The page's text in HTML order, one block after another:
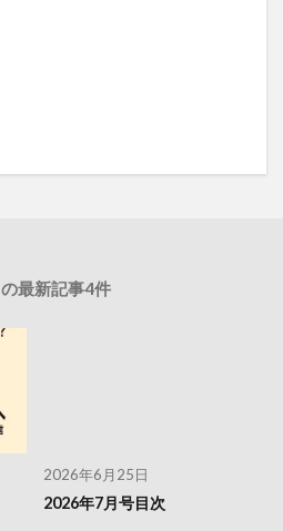
の最新記事4件
2026年6月25日
2026年7月号目次